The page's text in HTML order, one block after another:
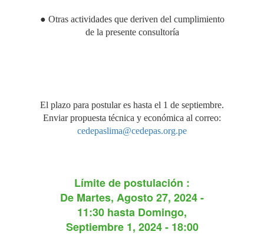
● Otras actividades que deriven del cumplimiento
de la presente consultoría
El plazo para postular es hasta el 1 de septiembre.
Enviar propuesta técnica y económica al correo:
cedepaslima@cedepas.org.pe
Límite de postulación :
De Martes, Agosto 27, 2024 -
11:30 hasta Domingo,
Septiembre 1, 2024 - 18:00